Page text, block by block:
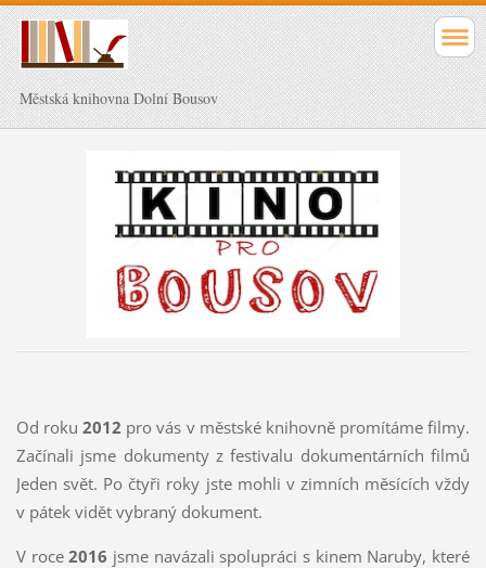
Městská knihovna Dolní Bousov
Od roku2012 pro vás v městské knihovně promítáme filmy.
Začínali jsme dokumenty z festivalu dokumentárních filmů
Jeden svět. Po čtyři roky jste mohli v zimních měsících vždy
v pátek vidět vybraný dokument.
V roce2016 jsme navázali spolupráci s kinem Naruby, které